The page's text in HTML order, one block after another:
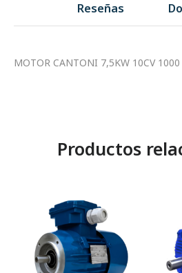
Reseñas
MOTOR CANTONI 7,5KW 10CV
Productos